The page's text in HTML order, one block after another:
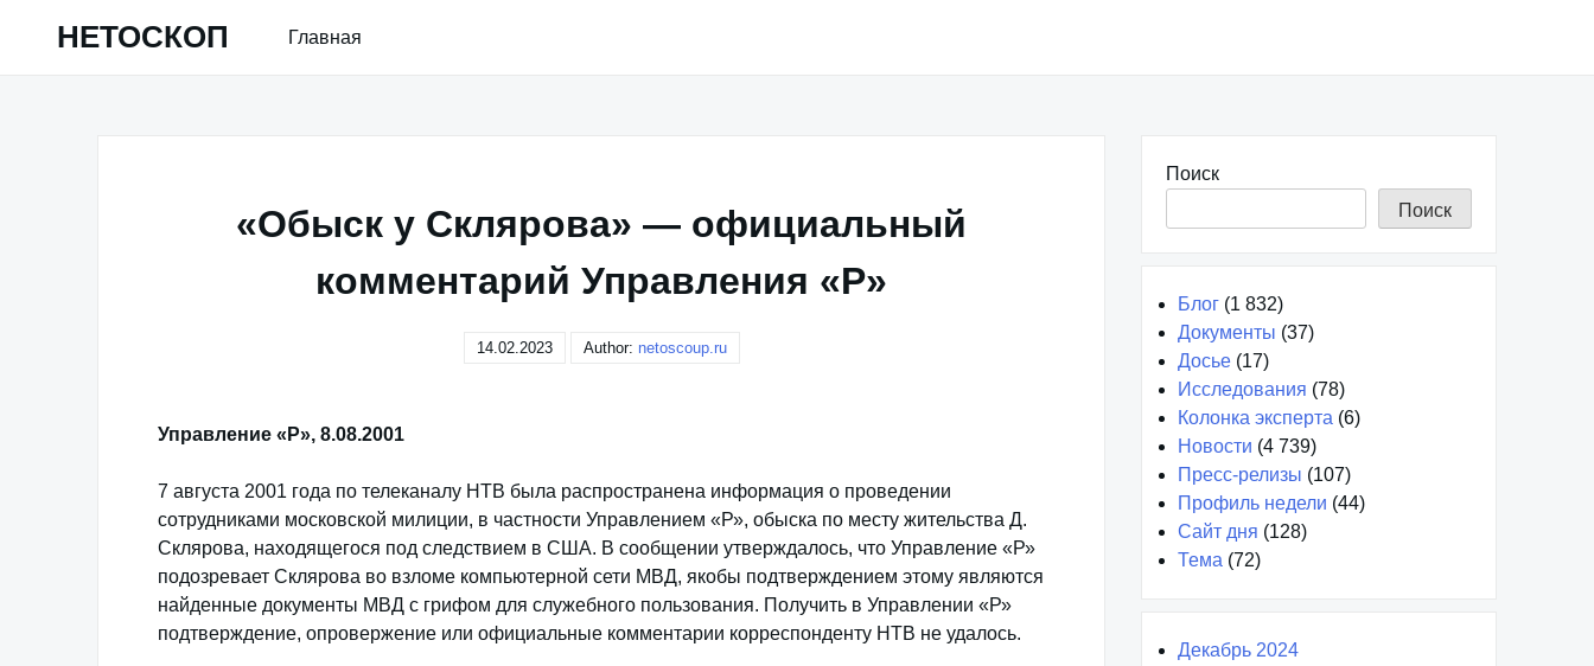
НЕТОСКОП Главная
«Обыск у Склярова» — официальный
комментарий Управления «Р»
14.02.2023 Author: netoscoup.ru
Управление «Р», 8.08.2001
7 августа 2001 года по телеканалу НТВ была распространена информация о проведении
сотрудниками московской милиции, в частности Управлением «Р», обыска по месту жительства Д.
Склярова, находящегося под следствием в США. В сообщении утверждалось, что Управление «Р»
подозревает Склярова во взломе компьютерной сети МВД, якобы подтверждением этому являются
найденные документы МВД с грифом для служебного пользования. Получить в Управлении «Р»
подтверждение, опровержение или официальные комментарии корреспонденту НТВ не удалось.
Поиск
Поиск
Блог (1 832)
Документы (37)
Досье (17)
Исследования (78)
Колонка эксперта (6)
Новости (4 739)
Пресс-релизы (107)
Профиль недели (44)
Сайт дня (128)
Тема (72)
Декабрь 2024